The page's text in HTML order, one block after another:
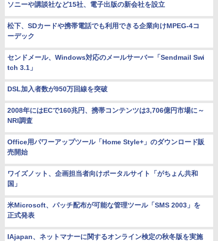
ソニーや講談社など15社、電子出版の新会社を設立
松下、SDカードや携帯電話でも利用できる企業向けMPEG-4コ
ーデック
センドメール、Windows対応のメールサーバー「Sendmail Swi
tch 3.1」
DSL加入者数が950万回線を突破
2008年にはECで160兆円、携帯コンテンツは3,706億円市場に～
NRI調査
Office用パワーアップツール「Home Style+」のダウンロード販
売開始
ワイズノット、企画担当者向けポータルサイト「がちょん共和
国」
米Microsoft、パッチ配布が可能な管理ツール「SMS 2003」を
正式発表
IAjapan、ネットマナーに関するオンライン検定の秋冬版を実施